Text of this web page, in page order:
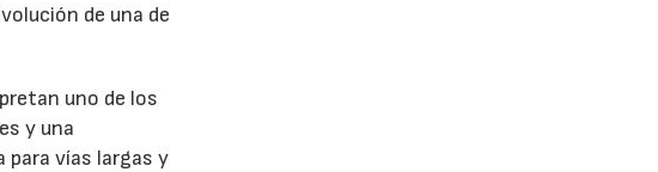
de una de
uno de los
y una
vías largas y